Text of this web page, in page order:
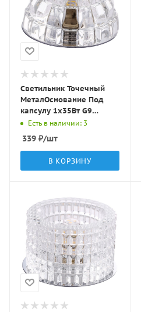
Светильник Точечный
МеталОснование Под
капсулу 1х35Вт G9
Серебро D80х40мм IP20
Y019S LBT
Есть в наличии: 3
339 ₽/шт
В КОРЗИНУ